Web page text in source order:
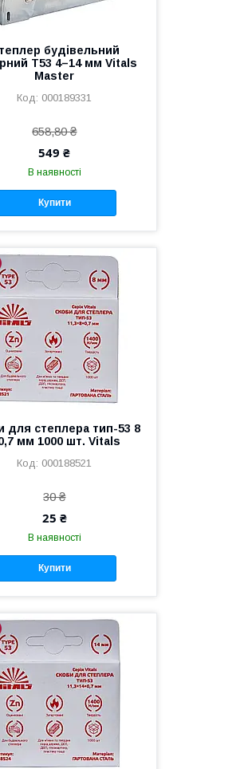
будівельний
Т53 4–14 мм Vitals
Master
000189331
658,80 ₴
549 ₴
В наявності
Купити
для степлера тип-53 8
мм 1000 шт. Vitals
000188521
30 ₴
25 ₴
В наявності
Купити